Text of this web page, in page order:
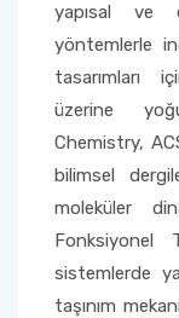
yapısal ve
yöntemlerle
tasarımları
üzerine
Chemistry,
bilimsel
moleküler
Fonksiyonel
sistemlerde
taşınım